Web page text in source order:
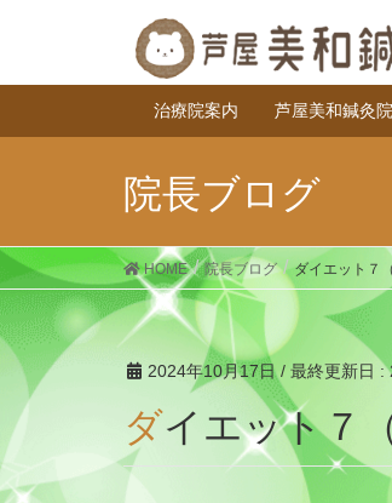
治療院案内 芦屋美和鍼灸
院長ブログ
HOME 院長ブログ ダイエット７
2024年10月17日 / 最終更新日 :
ダイエット